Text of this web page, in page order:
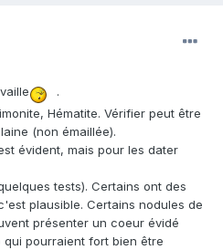
.
Hématite. Vérifier peut être
(non émaillée).
évident, mais pour les dater
tests). Certains ont des
plausible. Certains nodules de
présenter un coeur évidé
qui pourraient fort bien être